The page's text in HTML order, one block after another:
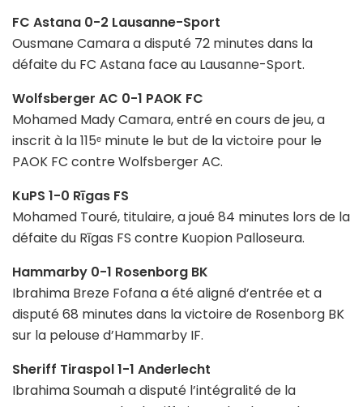
FC Astana 0-2 Lausanne-Sport
Ousmane Camara a disputé 72 minutes dans la
défaite du FC Astana face au Lausanne-Sport.
Wolfsberger AC 0-1 PAOK FC
Mohamed Mady Camara, entré en cours de jeu, a
inscrit à la 115ᵉ minute le but de la victoire pour le
PAOK FC contre Wolfsberger AC.
KuPS 1-0 Rīgas FS
Mohamed Touré, titulaire, a joué 84 minutes lors de la
défaite du Rīgas FS contre Kuopion Palloseura.
Hammarby 0-1 Rosenborg BK
Ibrahima Breze Fofana a été aligné d’entrée et a
disputé 68 minutes dans la victoire de Rosenborg BK
sur la pelouse d’Hammarby IF.
Sheriff Tiraspol 1-1 Anderlecht
Ibrahima Soumah a disputé l’intégralité de la